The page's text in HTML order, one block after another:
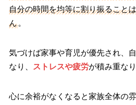
自分の時間を均等に割り振ること
ん。
気づけば家事や育児が優先され、
なり、
ストレスや疲労が積み重なり
心に余裕がなくなると家族全体の